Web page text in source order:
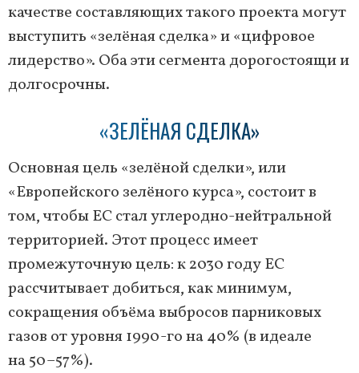
качестве составляющих такого проекта могут
выступить «зелёная сделка» и «цифровое
лидерство». Оба эти сегмента дорогостоящи и
долгосрочны.
«ЗЕЛЁНАЯ СДЕЛКА»
Основная цель «зелёной сделки», или
«Европейского зелёного курса», состоит в
том, чтобы ЕС стал углеродно-нейтральной
территорией. Этот процесс имеет
промежуточную цель: к 2030 году ЕС
рассчитывает добиться, как минимум,
сокращения объёма выбросов парниковых
газов от уровня 1990-го на 40% (в идеале
на 50–57%).